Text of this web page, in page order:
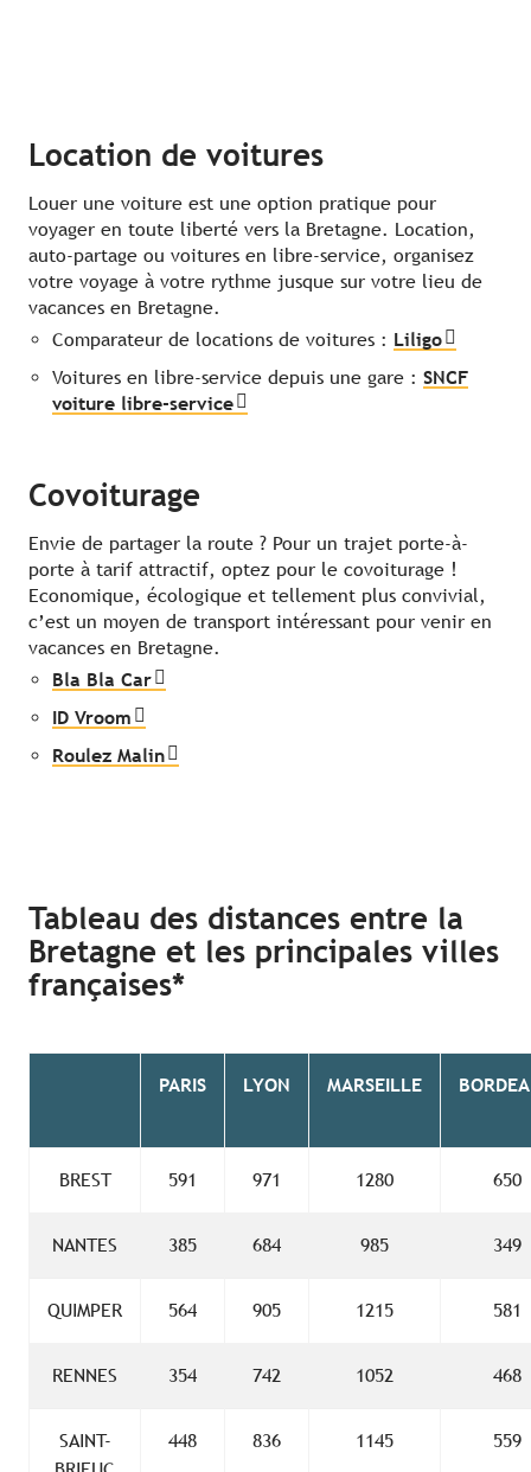
Location de voitures
Louer une voiture est une option pratique pour
voyager en toute liberté vers la Bretagne. Location,
auto-partage ou voitures en libre-service, organisez
votre voyage à votre rythme jusque sur votre lieu de
vacances en Bretagne.
Comparateur de locations de voitures : Liligo
Voitures en libre-service depuis une gare : SNCF
voiture libre-service
Covoiturage
Envie de partager la route ? Pour un trajet porte-à-
porte à tarif attractif, optez pour le covoiturage !
Economique, écologique et tellement plus convivial,
c’est un moyen de transport intéressant pour venir en
vacances en Bretagne.
Bla Bla Car
ID Vroom
Roulez Malin
Tableau des distances entre la
Bretagne et les principales villes
françaises*
PARIS LYON MARSEILLE
BREST 591 971 1280 650
NANTES 385 684 985 349
QUIMPER 564 905 1215 581
RENNES 354 742 1052 468
SAINT-
448 836 1145 559